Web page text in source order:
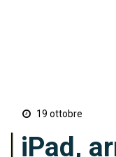
19 ottobre
iPad,